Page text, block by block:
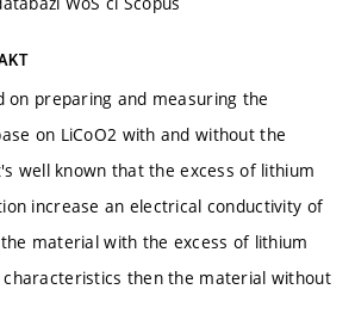
on preparing and measuring the
on LiCoO2 with and without the
well known that the excess of lithium
increase an electrical conductivity of
material with the excess of lithium
then the material without